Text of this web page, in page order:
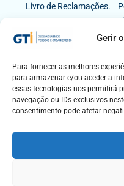
Gerir
Para fornecer as melhores
para armazenar e/ou aceder a
essas tecnologias nos permitirá
navegação ou IDs exclusivos
consentimento pode afetar
Livro de Reclamações.